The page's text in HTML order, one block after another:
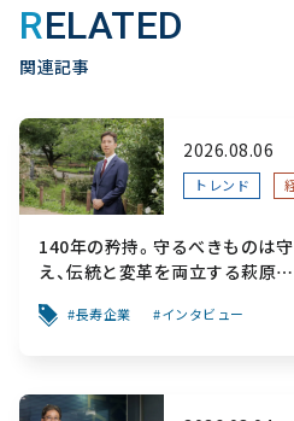
RELATED
関連記事
2026.08.06
トレンド
140年の矜持。守るべきものは
え、伝統と変革を両立する萩原
長寿企業 インタビュー